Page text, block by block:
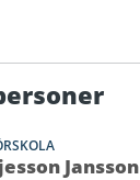
Jansson